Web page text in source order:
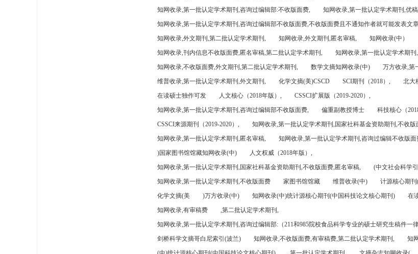
知网收录,第一批认定学术期刊,咨询过编辑部:不收版面费,
知网收录,第一批认定学术期刊,优
知网收录,第一批认定学术期刊,咨询过编辑部不收版面费,不收版面费且不通知作者就可能发表文
知网收录,外文期刊,第二批认定学术期刊,
知网收录,外文期刊,匿名审稿,
知网收录(中）
知网收录,刊内信息不收版面费,匿名审稿,第二批认定学术期刊,
知网收录,第一批认定学术期刊
知网收录,不收版面费,外文期刊,第二批认定学术期刊,
数学文摘知网收录(中)
万方收录,第
维普收录,第一批认定学术期刊,外文期刊,
化学文摘(美)CSCD SCI期刊（2018）,
北大
在读硕士独作可发
人文核心（2018年版）,
CSSCI扩展版（2019-2020）,
知网收录,第一批认定学术期刊,咨询过编辑部不收版面费,
偏重副教授博士
科技核心（
CSSCI来源期刊（2019-2020）,
知网收录,第一批认定学术期刊,国家社科基金资助期刊,不收版
知网收录,第一批认定学术期刊,匿名审稿,
知网收录,第一批认定学术期刊,咨询过编辑不收版面
)国家图书馆馆藏知网收录(中)
人文权威（2018年版）,
知网收录,第一批认定学术期刊,国家社科基金资助期刊,不收版面费,匿名审稿,
(中文社会科学
知网收录,第一批认定学术期刊,不收版面费
家图书馆馆藏 维普收录(中)
计源核心期
化学文摘(美
)万方收录(中) 知网收录(中)统计源核心期刊(中国科技论文核心期刊) 在
知网收录,有审稿费
,第二批认定学术期刊,
知网收录,第一批认定学术期刊,咨询过编辑部:（211和985院校食品科学专业的硕士研究生稿件一
剑桥科学文摘哥白尼索引(波兰)
知网收录,不收版面费,有审稿费,第二批认定学术期刊,
知